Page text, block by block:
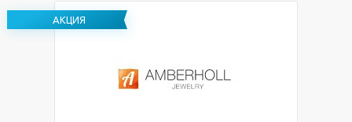
АКЦИЯ